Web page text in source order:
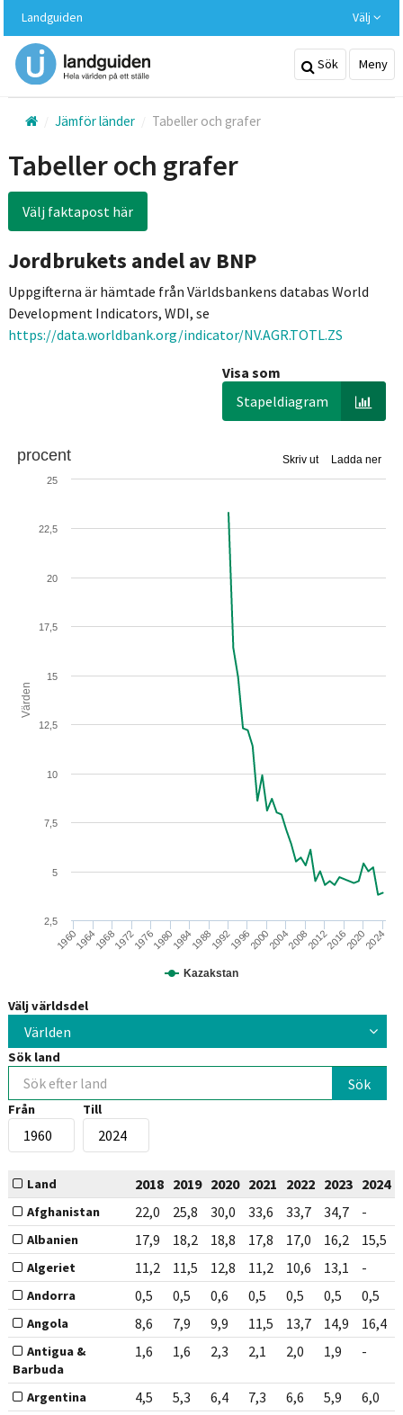
huvudinnehållet
Landguiden Välj
Sök Meny
Jämför länder Tabeller och grafer
Tabeller och grafer
Välj faktapost här
Jordbrukets andel av BNP
Uppgifterna är hämtade från Världsbankens databas World
Development Indicators, WDI, se
https://data.worldbank.org/indicator/NV.AGR.TOTL.ZS
Visa som
Stapeldiagram
Ladda ner
Skriv ut
Värden
procent
Kazakstan
19601964196819721976198019841988199219962000200420082012201620202024
2,5
5
7,5
10
12,5
15
17,5
20
22,5
25
Välj världsdel
Världen
Sök land
Från Till
Land 2018 2019 2020 2021 2022 2023 2024
Afghanistan 22,0 25,8 30,0 33,6 33,7 34,7 -
Albanien 17,9 18,2 18,8 17,8 17,0 16,2 15,5
Algeriet 11,2 11,5 12,8 11,2 10,6 13,1 -
Andorra 0,5 0,5 0,6 0,5 0,5 0,5 0,5
Angola 8,6 7,9 9,9 11,5 13,7 14,9 16,4
Antigua &
Barbuda
1,6 1,6 2,3 2,1 2,0 1,9 -
Argentina 4,5 5,3 6,4 7,3 6,6 5,9 6,0